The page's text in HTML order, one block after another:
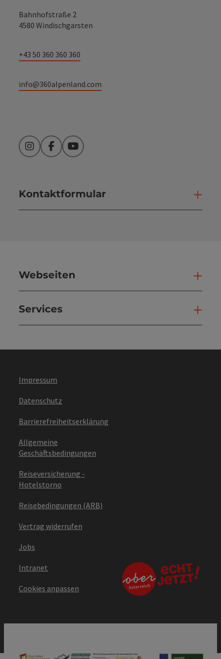
Bahnhofstraße 2
4580 Windischgarsten
+43 50 360 360 360
info@360alpenland.com
InstagramFacebookYouTube
Kontaktformular
Webseiten
Services
Impressum
Datenschutz
Barrierefreiheitserklärung
Allgemeine
Geschäftsbedingungen
Reiseversicherung -
Hotelstorno
Reisebedingungen (ARB)
Vertrag widerrufen
Jobs
Intranet
Cookies anpassen